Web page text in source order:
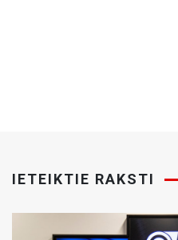
IETEIKTIE RAKSTI